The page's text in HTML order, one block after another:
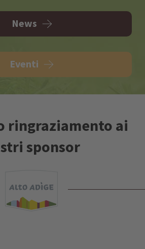
News
Eventi
ringraziamento ai
sponsor